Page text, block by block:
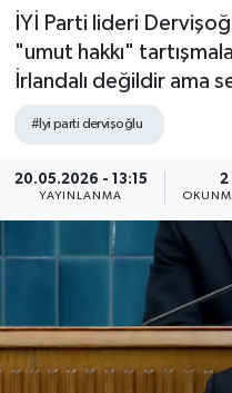
İYİ Parti lideri
"umut hakkı"
İrlandalı değildir ama
#Iyi parti dervişoğlu
20.05.2026 - 13:15
YAYINLANMA
2
GÜNDEM
KULTUR-SANAT
MAGAZİN
MEDYA
Son Dakika